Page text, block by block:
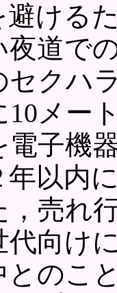
避ける
夜道で
セクハ
10メー
電子機
年以内
，売れ
代向け
とのこ